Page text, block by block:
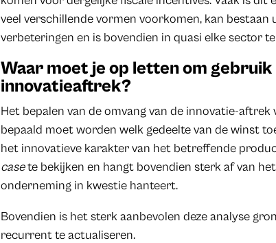
veel verschillende vormen voorkomen, kan
verbeteringen en is bovendien in quasi elke sector
Waar moet je op letten om gebruik
innovatieaftrek?
Het bepalen van de omvang van de innovatie-
bepaald moet worden welk gedeelte van de winst
het innovatieve karakter van het betreffende
casete bekijken en hangt bovendien sterk af van
onderneming in kwestie hanteert.
Bovendien is het sterk aanbevolen deze analyse
recurrent te actualiseren.